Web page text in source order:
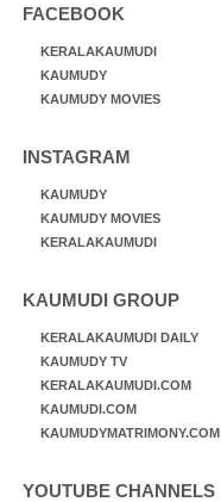
FACEBOOK
KERALAKAUMUDI
KAUMUDY
KAUMUDY MOVIES
INSTAGRAM
KAUMUDY
KAUMUDY MOVIES
KERALAKAUMUDI
KAUMUDI GROUP
KERALAKAUMUDI DAILY
KAUMUDY TV
KERALAKAUMUDI.COM
KAUMUDI.COM
KAUMUDYMATRIMONY.COM
YOUTUBE CHANNELS